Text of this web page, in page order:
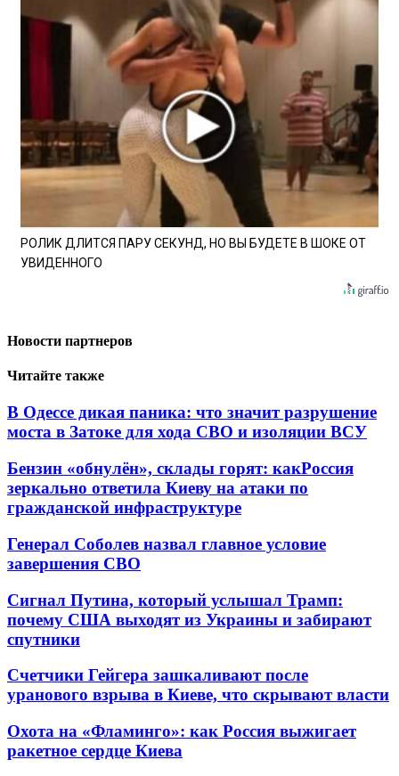
РОЛИК ДЛИТСЯ ПАРУ СЕКУНД, НО ВЫ БУДЕТЕ В ШОКЕ ОТ
УВИДЕННОГО
Новости партнеров
Читайте также
В Одессе дикая паника: что значит разрушение
моста в Затоке для хода СВО и изоляции ВСУ
Бензин «обнулён», склады горят: какРоссия
зеркально ответила Киеву на атаки по
гражданской инфраструктуре
Генерал Соболев назвал главное условие
завершения СВО
Сигнал Путина, который услышал Трамп:
почему США выходят из Украины и забирают
спутники
Счетчики Гейгера зашкаливают после
уранового взрыва в Киеве, что скрывают власти
Охота на «Фламинго»: как Россия выжигает
ракетное сердце Киева